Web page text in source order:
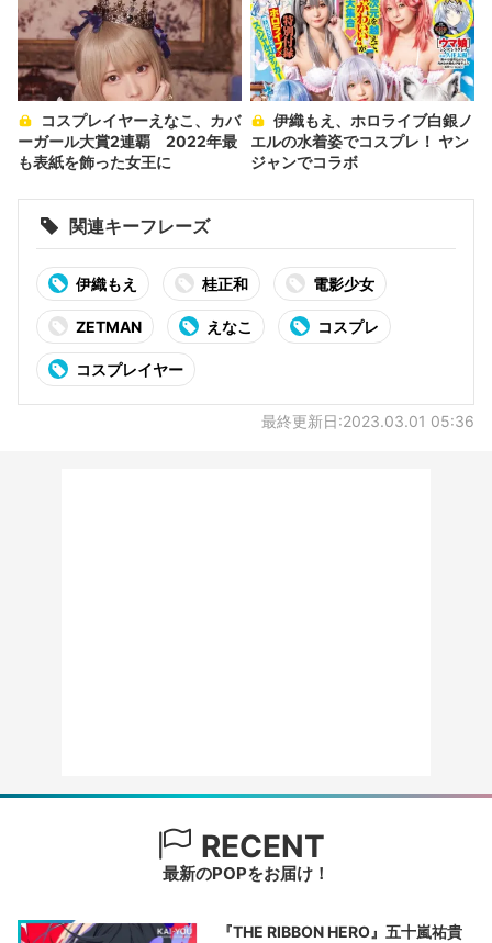
ーガール大賞2連覇 2022年最
も表紙を飾った女王に
エルの水着姿でコスプレ！ ヤン
ジャンでコラボ
関連キーフレーズ
伊織もえ 桂正和 電影少女
ZETMAN えなこ コスプレ
コスプレイヤー
最終更新日:2023.03.01 05:36
RECENT
最新のPOPをお届け！
『THE RIBBON HERO』五十嵐祐貴